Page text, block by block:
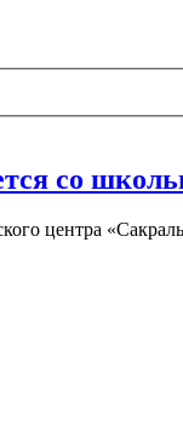
со
центра